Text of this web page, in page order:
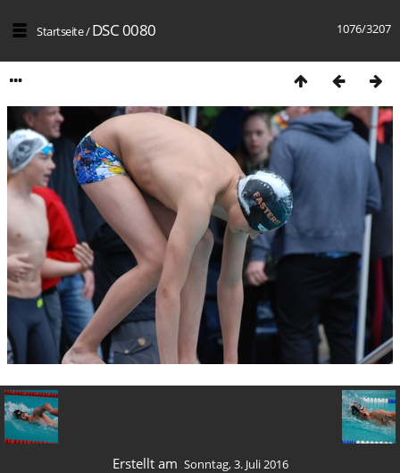
1076/3207
Startseite/DSC 0080
Erstellt am Sonntag, 3. Juli 2016